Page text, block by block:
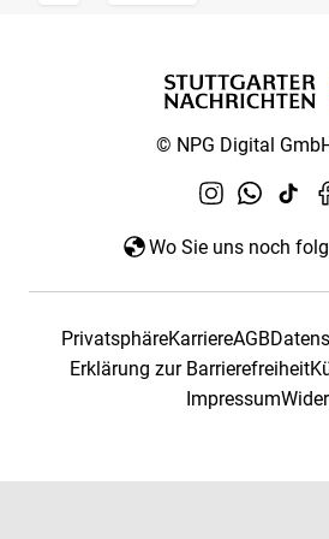
© NPG Digital
Wo Sie uns noch
PrivatsphäreKarriereAGB
Erklärung zur Barrierefreiheit
Impressum